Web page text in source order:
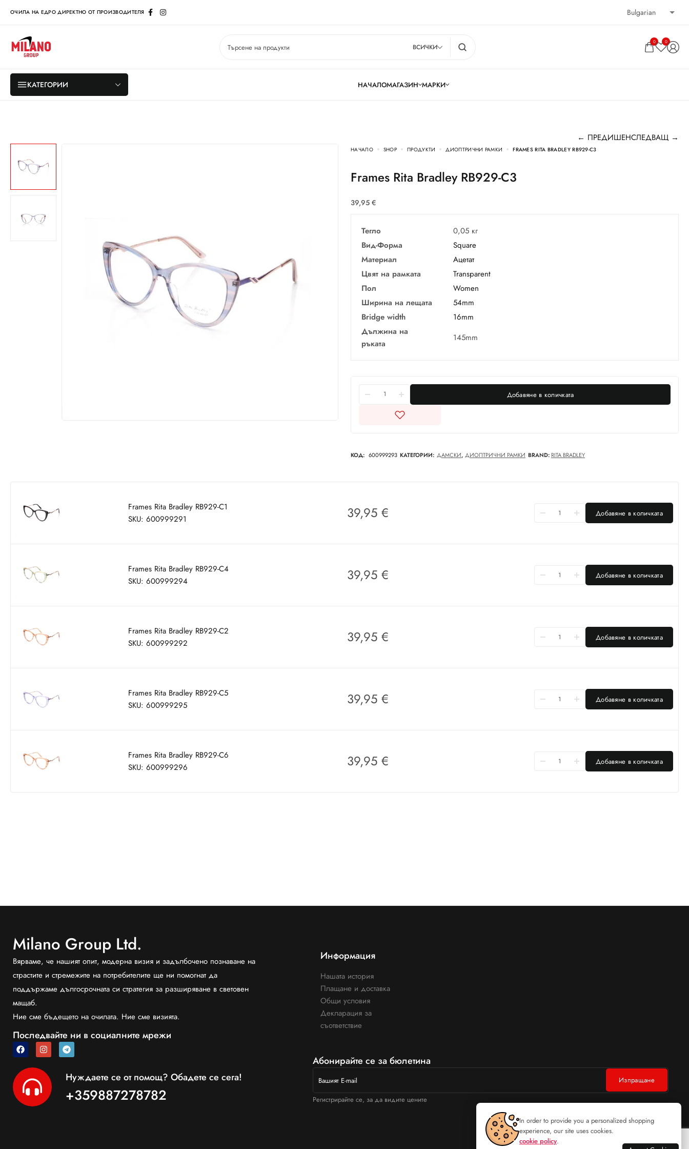
ОЧИЛА НА ЕДРО ДИРЕКТНО ОТ ПРОИЗВОДИТЕЛЯ
ВСИЧКИ
0 0
КАТЕГОРИИ НАЧАЛОМАГАЗИН МАРКИ
← ПРЕДИШЕНСЛЕДВАЩ →
НАЧАЛО SHOP ПРОДУКТИ ДИОПТРИЧНИ РАМКИ FRAMES RITA BRADLEY RB929-C3
Frames Rita Bradley RB929-C3
39,95 €
Тегло
0,05 кг
Вид-Форма
Square
Материал
Ацетат
Цвят на рамката
Transparent
Пол
Women
Ширина на лещата
54mm
Bridge width
16mm
Дължина на
ръката
145mm
Добавяне в количката
КОД: 600999293 КАТЕГОРИИ: ДАМСКИ, ДИОПТРИЧНИ РАМКИ BRAND: RITA BRADLEY
Frames Rita Bradley RB929-C1
SKU: 600999291
39,95 € Добавяне в количката
Frames Rita Bradley RB929-C4
SKU: 600999294
39,95 € Добавяне в количката
Frames Rita Bradley RB929-C2
SKU: 600999292
39,95 € Добавяне в количката
Frames Rita Bradley RB929-C5
SKU: 600999295
39,95 € Добавяне в количката
Frames Rita Bradley RB929-C6
SKU: 600999296
39,95 € Добавяне в количката
Milano Group Ltd.
Вярваме, че нашият опит, модерна визия и задълбочено познаване на
страстите и стремежите на потребителите ще ни помогнат да
поддържаме дългосрочната си стратегия за разширяване в световен
мащаб.
Ние сме бъдещето на очилата. Ние сме визията.
Последвайте ни в социалните мрежи
Нуждаете се от помощ? Обадете се сега!
+359887278782
Информация
Нашата история
Плащане и доставка
Общи условия
Декларация за
съответствие
Абонирайте се за бюлетина
Регистрирайте се, за да видите цените
In order to provide you a personalized shopping
experience, our site uses cookies.
cookie policy.